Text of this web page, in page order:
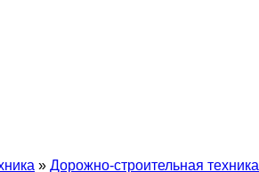
» Дорожно-строительная техника